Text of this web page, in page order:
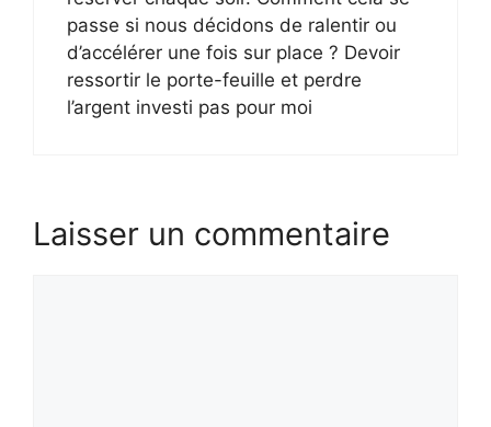
passe si nous décidons de ralentir ou
d’accélérer une fois sur place ? Devoir
ressortir le porte-feuille et perdre
l’argent investi pas pour moi
Laisser un commentaire